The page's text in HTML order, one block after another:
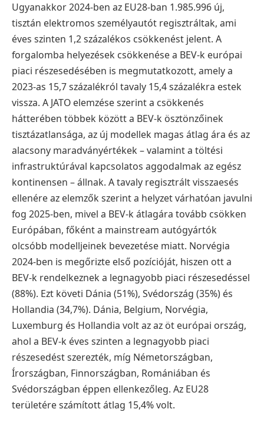
Ugyanakkor 2024-ben az EU28-ban 1.985.996 új,
tisztán elektromos személyautót regisztráltak, ami
éves szinten 1,2 százalékos csökkenést jelent. A
forgalomba helyezések csökkenése a BEV-k európai
piaci részesedésében is megmutatkozott, amely a
2023-as 15,7 százalékról tavaly 15,4 százalékra estek
vissza. A JATO elemzése szerint a csökkenés
hátterében többek között a BEV-k ösztönzőinek
tisztázatlansága, az új modellek magas átlag ára és az
alacsony maradványértékek – valamint a töltési
infrastruktúrával kapcsolatos aggodalmak az egész
kontinensen – állnak. A tavaly regisztrált visszaesés
ellenére az elemzők szerint a helyzet várhatóan javulni
fog 2025-ben, mivel a BEV-k átlagára tovább csökken
Európában, főként a mainstream autógyártók
olcsóbb modelljeinek bevezetése miatt. Norvégia
2024-ben is megőrizte első pozícióját, hiszen ott a
BEV-k rendelkeznek a legnagyobb piaci részesedéssel
(88%). Ezt követi Dánia (51%), Svédország (35%) és
Hollandia (34,7%). Dánia, Belgium, Norvégia,
Luxemburg és Hollandia volt az az öt európai ország,
ahol a BEV-k éves szinten a legnagyobb piaci
részesedést szerezték, míg Németországban,
Írországban, Finnországban, Romániában és
Svédországban éppen ellenkezőleg. Az EU28
területére számított átlag 15,4% volt.